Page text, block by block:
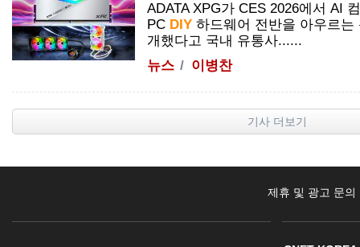
ADATA XPG가 CES 2026에서 AI
PC DIY하드웨어 전반을 아우르는
개했다고 국내 유통사......
뉴스
이병찬
기사 더보기
제휴 및 광고 문의